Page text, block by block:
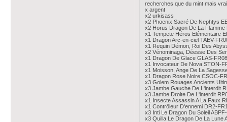
recherches que du mint mais
x argent
x2 urkisass
x2 Phoenix Sacré De Nephtys
x2 Horus Dragon De La Flamme
x1 Tempete Héros Elémentaire
x1 Dragon Arc-en-ciel TAEV-
x1 Requin Démon, Roi Des
x2 Vénominaga, Déesse Des
x1 Dragon De Glace GLAS-
x1 Invocateur De Nova STON-
x1 Moisson, Ange De La
x1 Dragon Rose Noire CSOC-
x3 Golem Rouages Ancients
x3 Jambe Gauche De L'interdit
x3 Jambe Droite De L'interdit
x1 Insecte Assassin A La Faux
x1 Contrôleur D'ennemi DR2-
x3 Inti Le Dragon Du Soleil
x3 Quilla Le Dragon De La Lune